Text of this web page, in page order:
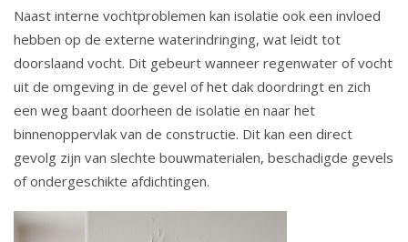
Naast interne vochtproblemen kan isolatie ook een invloed
hebben op de externe waterindringing, wat leidt tot
doorslaand vocht. Dit gebeurt wanneer regenwater of vocht
uit de omgeving in de gevel of het dak doordringt en zich
een weg baant doorheen de isolatie en naar het
binnenoppervlak van de constructie. Dit kan een direct
gevolg zijn van slechte bouwmaterialen, beschadigde gevels
of ondergeschikte afdichtingen.